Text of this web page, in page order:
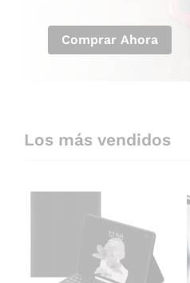
Comprar Ahora
Los más vendidos